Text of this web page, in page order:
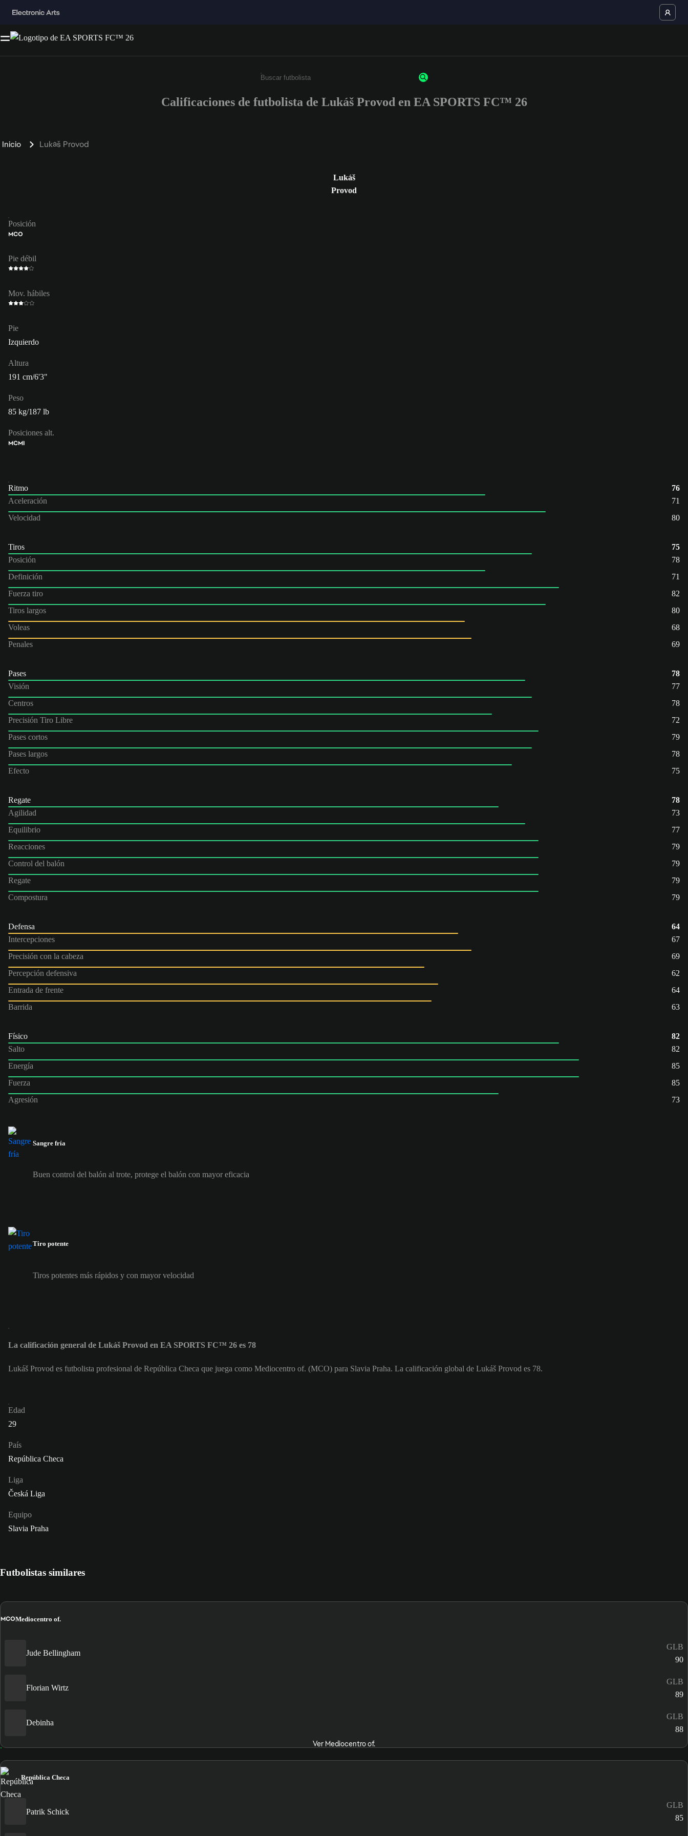
Ingresa un mínimo de 3 caracteres o números
Calificaciones de futbolista de Lukáš Provod en EA SPORTS FC™ 26
Inicio Lukáš Provod
Lukáš
Provod
Posición
MCO
Pie débil
Mov. hábiles
Pie
Izquierdo
Altura
191 cm/6'3"
Peso
85 kg/187 lb
Posiciones alt.
MCMI
Ritmo
76
Aceleración
71
Velocidad
80
Tiros
75
Posición
78
Definición
71
Fuerza tiro
82
Tiros largos
80
Voleas
68
Penales
69
Pases
78
Visión
77
Centros
78
Precisión Tiro Libre
72
Pases cortos
79
Pases largos
78
Efecto
75
Regate
78
Agilidad
73
Equilibrio
77
Reacciones
79
Control del balón
79
Regate
79
Compostura
79
Defensa
64
Intercepciones
67
Precisión con la cabeza
69
Percepción defensiva
62
Entrada de frente
64
Barrida
63
Físico
82
Salto
82
Energía
85
Fuerza
85
Agresión
73
Sangre fría
Buen control del balón al trote, protege el balón con mayor eficacia
Tiro potente
Tiros potentes más rápidos y con mayor velocidad
La calificación general de Lukáš Provod en EA SPORTS FC™ 26 es 78
Lukáš Provod es futbolista profesional de República Checa que juega como Mediocentro of. (MCO) para Slavia Praha. La calificación global de Lukáš Provod es 78.
Edad
29
País
República Checa
Liga
Česká Liga
Equipo
Slavia Praha
Futbolistas similares
MCOMediocentro of.
Jude Bellingham
GLB
90
Florian Wirtz
GLB
89
Debinha
GLB
88
Ver Mediocentro of.
República Checa
Patrik Schick
GLB
85